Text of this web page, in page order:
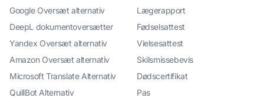
Google Oversæt alternativ
DeepL dokumentoversætter
Yandex Oversæt alternativ
Amazon Oversæt alternativ
Microsoft Translate Alternativ
QuillBot Alternativ
Lægerapport
Fødselsattest
Vielsesattest
Skilsmissebevis
Dødscertifikat
Pas